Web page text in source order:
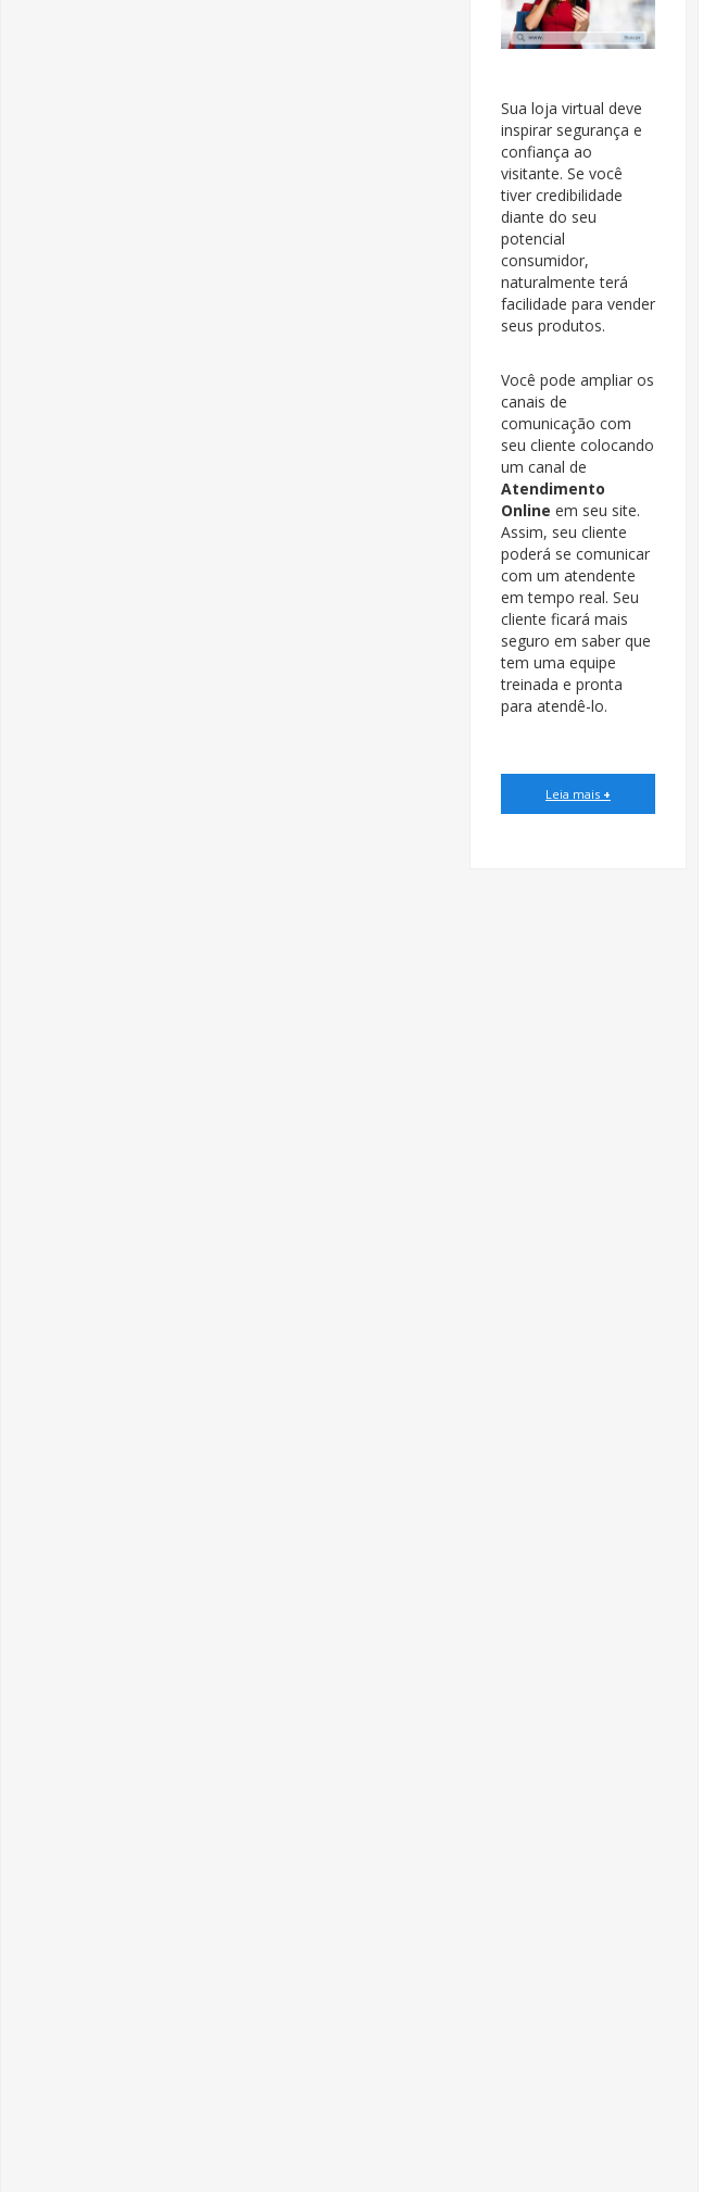
Sua loja virtual deve
inspirar segurança e
confiança ao
visitante. Se você
tiver credibilidade
diante do seu
potencial
consumidor,
naturalmente terá
facilidade para vender
seus produtos.
Você pode ampliar os
canais de
comunicação com
seu cliente colocando
um canal de
Atendimento
Online em seu site.
Assim, seu cliente
poderá se comunicar
com um atendente
em tempo real. Seu
cliente ficará mais
seguro em saber que
tem uma equipe
treinada e pronta
para atendê-lo.
Leia mais +